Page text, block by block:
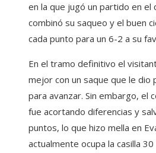
en la que jugó un partido en el
combinó su saqueo y el buen
cada punto para un 6-2 a su
En el tramo definitivo el
mejor con un saque que le dio
para avanzar. Sin embargo, el
fue acortando diferencias y
puntos, lo que hizo mella en
actualmente ocupa la casilla 30